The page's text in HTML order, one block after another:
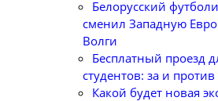
Белорусский
сменил Западную
Волги
Бесплатный проезд
студентов: за и против
Какой будет новая